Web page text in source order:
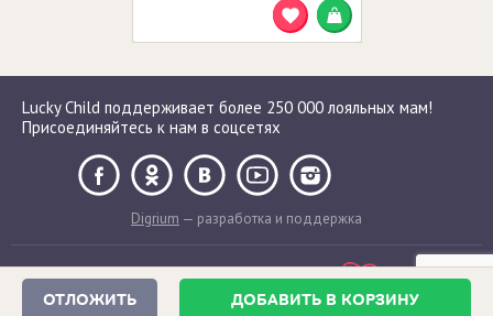
ОТЛОЖИТЬ ДОБАВИТЬ В КОРЗИНУ
Lucky Child поддерживает более 250 000 лояльных мам!
Присоединяйтесь к нам в соцсетях
Digrium — разработка и поддержка
Сделано с любовью в России